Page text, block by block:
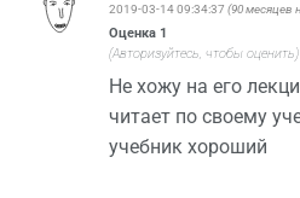
2019-03-14 09:34:37 (90 месяцев
Оценка 1
(Авторизуйтесь, чтобы оценить)
Не хожу на его
читает по своему
учебник хороший